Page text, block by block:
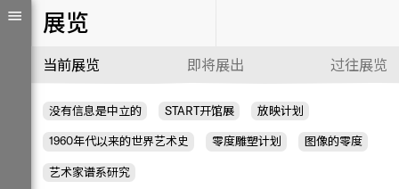
展览
当前展览 即将展出 过往展览
没有信息是中立的 START开馆展 放映计划
1960年代以来的世界艺术史 零度雕塑计划 图像的零度
艺术家谱系研究